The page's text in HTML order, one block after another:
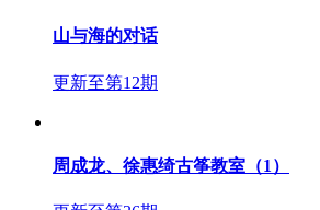
山与海的对话
更新至第12期
周成龙、徐惠绮古筝教室（1）